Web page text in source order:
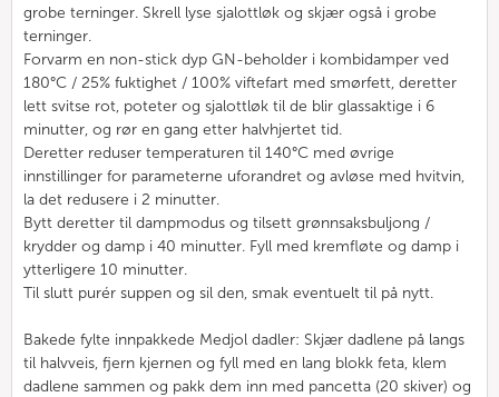
grobe terninger. Skrell lyse sjalottløk og skjær også i grobe
terninger.
Forvarm en non-stick dyp GN-beholder i kombidamper ved
180°C / 25% fuktighet / 100% viftefart med smørfett, deretter
lett svitse rot, poteter og sjalottløk til de blir glassaktige i 6
minutter, og rør en gang etter halvhjertet tid.
Deretter reduser temperaturen til 140°C med øvrige
innstillinger for parameterne uforandret og avløse med hvitvin,
la det redusere i 2 minutter.
Bytt deretter til dampmodus og tilsett grønnsaksbuljong /
krydder og damp i 40 minutter. Fyll med kremfløte og damp i
ytterligere 10 minutter.
Til slutt purér suppen og sil den, smak eventuelt til på nytt.
Bakede fylte innpakkede Medjol dadler: Skjær dadlene på langs
til halvveis, fjern kjernen og fyll med en lang blokk feta, klem
dadlene sammen og pakk dem inn med pancetta (20 skiver) og